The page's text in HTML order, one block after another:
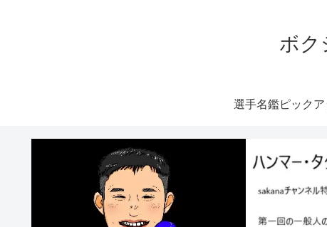
ボク
選手名鑑ピック